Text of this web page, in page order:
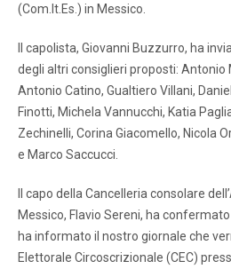
(Com.It.Es.) in Messico.
Il capolista, Giovanni Buzzurro, ha
degli altri consiglieri proposti: Antonio
Antonio Catino, Gualtiero Villani,
Finotti, Michela Vannucchi, Katia
Zechinelli, Corina Giacomello, Nicola
e Marco Saccucci.
Il capo della Cancelleria consolare
Messico, Flavio Sereni, ha
ha informato il nostro giornale che
Elettorale Circoscrizionale (CEC)